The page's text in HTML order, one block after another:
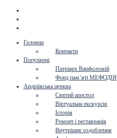
Головна
Контакти
Популярні
Патріарх Варфоломій
Фонд пам’яті МЕФОДІЯ
Андріївська церква
Святий апостол
Віртуальна екскурсія
Історія
Ремонт і реставрація
Внутрішнє оздоблення